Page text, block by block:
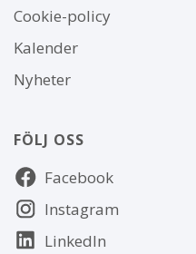
Om
webbplatsen
Cookie-policy
Kalender
Nyheter
FÖLJ OSS
Följ
oss Facebook
Instagram
LinkedIn